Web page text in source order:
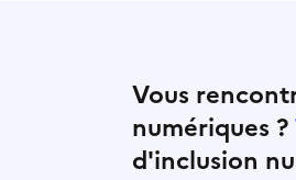
Vous
numériques ?
d'inclusion